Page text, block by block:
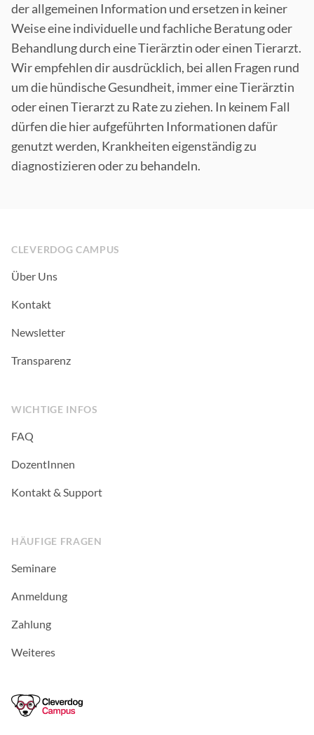
der allgemeinen Information und ersetzen in keiner
Weise eine individuelle und fachliche Beratung oder
Behandlung durch eine Tierärztin oder einen Tierarzt.
Wir empfehlen dir ausdrücklich, bei allen Fragen rund
um die hündische Gesundheit, immer eine Tierärztin
oder einen Tierarzt zu Rate zu ziehen. In keinem Fall
dürfen die hier aufgeführten Informationen dafür
genutzt werden, Krankheiten eigenständig zu
diagnostizieren oder zu behandeln.
CLEVERDOG CAMPUS
Über Uns
Kontakt
Newsletter
Transparenz
WICHTIGE INFOS
FAQ
DozentInnen
Kontakt & Support
HÄUFIGE FRAGEN
Seminare
Anmeldung
Zahlung
Weiteres
Cleverdog Campus